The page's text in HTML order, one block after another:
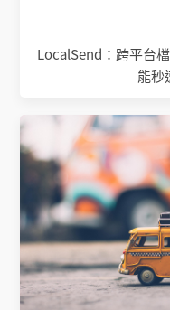
LocalSend：跨平台
能秒